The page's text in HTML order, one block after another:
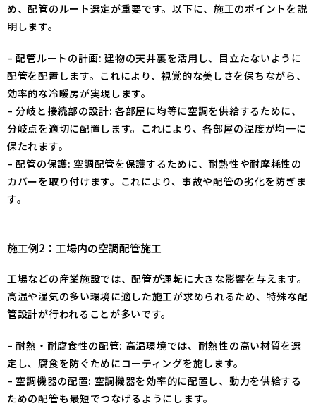
め、配管のルート選定が重要です。以下に、施工のポイントを説
明します。
– 配管ルートの計画: 建物の天井裏を活用し、目立たないように
配管を配置します。これにより、視覚的な美しさを保ちながら、
効率的な冷暖房が実現します。
– 分岐と接続部の設計: 各部屋に均等に空調を供給するために、
分岐点を適切に配置します。これにより、各部屋の温度が均一に
保たれます。
– 配管の保護: 空調配管を保護するために、耐熱性や耐摩耗性の
カバーを取り付けます。これにより、事故や配管の劣化を防ぎま
す。
施工例2：工場内の空調配管施工
工場などの産業施設では、配管が運転に大きな影響を与えます。
高温や湿気の多い環境に適した施工が求められるため、特殊な配
管設計が行われることが多いです。
– 耐熱・耐腐食性の配管: 高温環境では、耐熱性の高い材質を選
定し、腐食を防ぐためにコーティングを施します。
– 空調機器の配置: 空調機器を効率的に配置し、動力を供給する
ための配管も最短でつなげるようにします。